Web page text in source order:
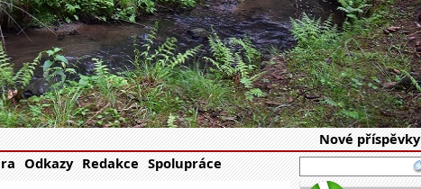
Nové příspěvky
Odkazy Redakce Spolupráce